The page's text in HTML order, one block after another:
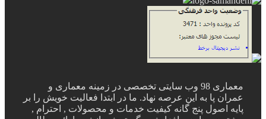
معماری 98 وب سایتی تخصصی در زمینه معماری و
عمران پا به این عرصه نهاد. ما در ابتدا فعالیت خویش را بر
پایه اصول پنج گانه کیفیت خدمات و محصولات , احترام ,